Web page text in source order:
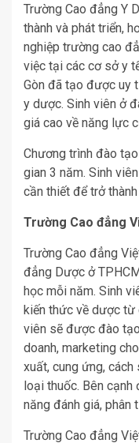
Trường Cao đẳng Y
thành và phát triển,
nghiệp trường cao
việc tại các cơ sở y
Gòn đã tạo được uy
y dược. Sinh viên ở
giá cao về năng lực
Chương trình đào
gian 3 năm. Sinh
cần thiết để trở
Trường Cao đẳng
Trường Cao đẳng
đẳng Dược ở
học mỗi năm. Sinh
kiến thức về dược từ
viên sẽ được đào
doanh, marketing
xuất, cung ứng,
loại thuốc. Bên
năng đánh giá, phân
Trường Cao đẳng